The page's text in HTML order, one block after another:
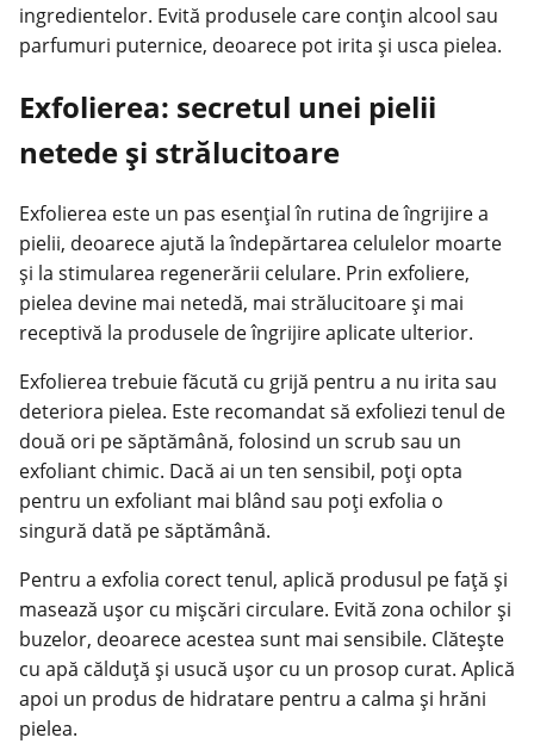
ingredientelor. Evită produsele care conțin alcool sau
parfumuri puternice, deoarece pot irita și usca pielea.
Exfolierea: secretul unei pielii
netede și strălucitoare
Exfolierea este un pas esențial în rutina de îngrijire a
pielii, deoarece ajută la îndepărtarea celulelor moarte
și la stimularea regenerării celulare. Prin exfoliere,
pielea devine mai netedă, mai strălucitoare și mai
receptivă la produsele de îngrijire aplicate ulterior.
Exfolierea trebuie făcută cu grijă pentru a nu irita sau
deteriora pielea. Este recomandat să exfoliezi tenul de
două ori pe săptămână, folosind un scrub sau un
exfoliant chimic. Dacă ai un ten sensibil, poți opta
pentru un exfoliant mai blând sau poți exfolia o
singură dată pe săptămână.
Pentru a exfolia corect tenul, aplică produsul pe față și
masează ușor cu mișcări circulare. Evită zona ochilor și
buzelor, deoarece acestea sunt mai sensibile. Clătește
cu apă călduță și usucă ușor cu un prosop curat. Aplică
apoi un produs de hidratare pentru a calma și hrăni
pielea.